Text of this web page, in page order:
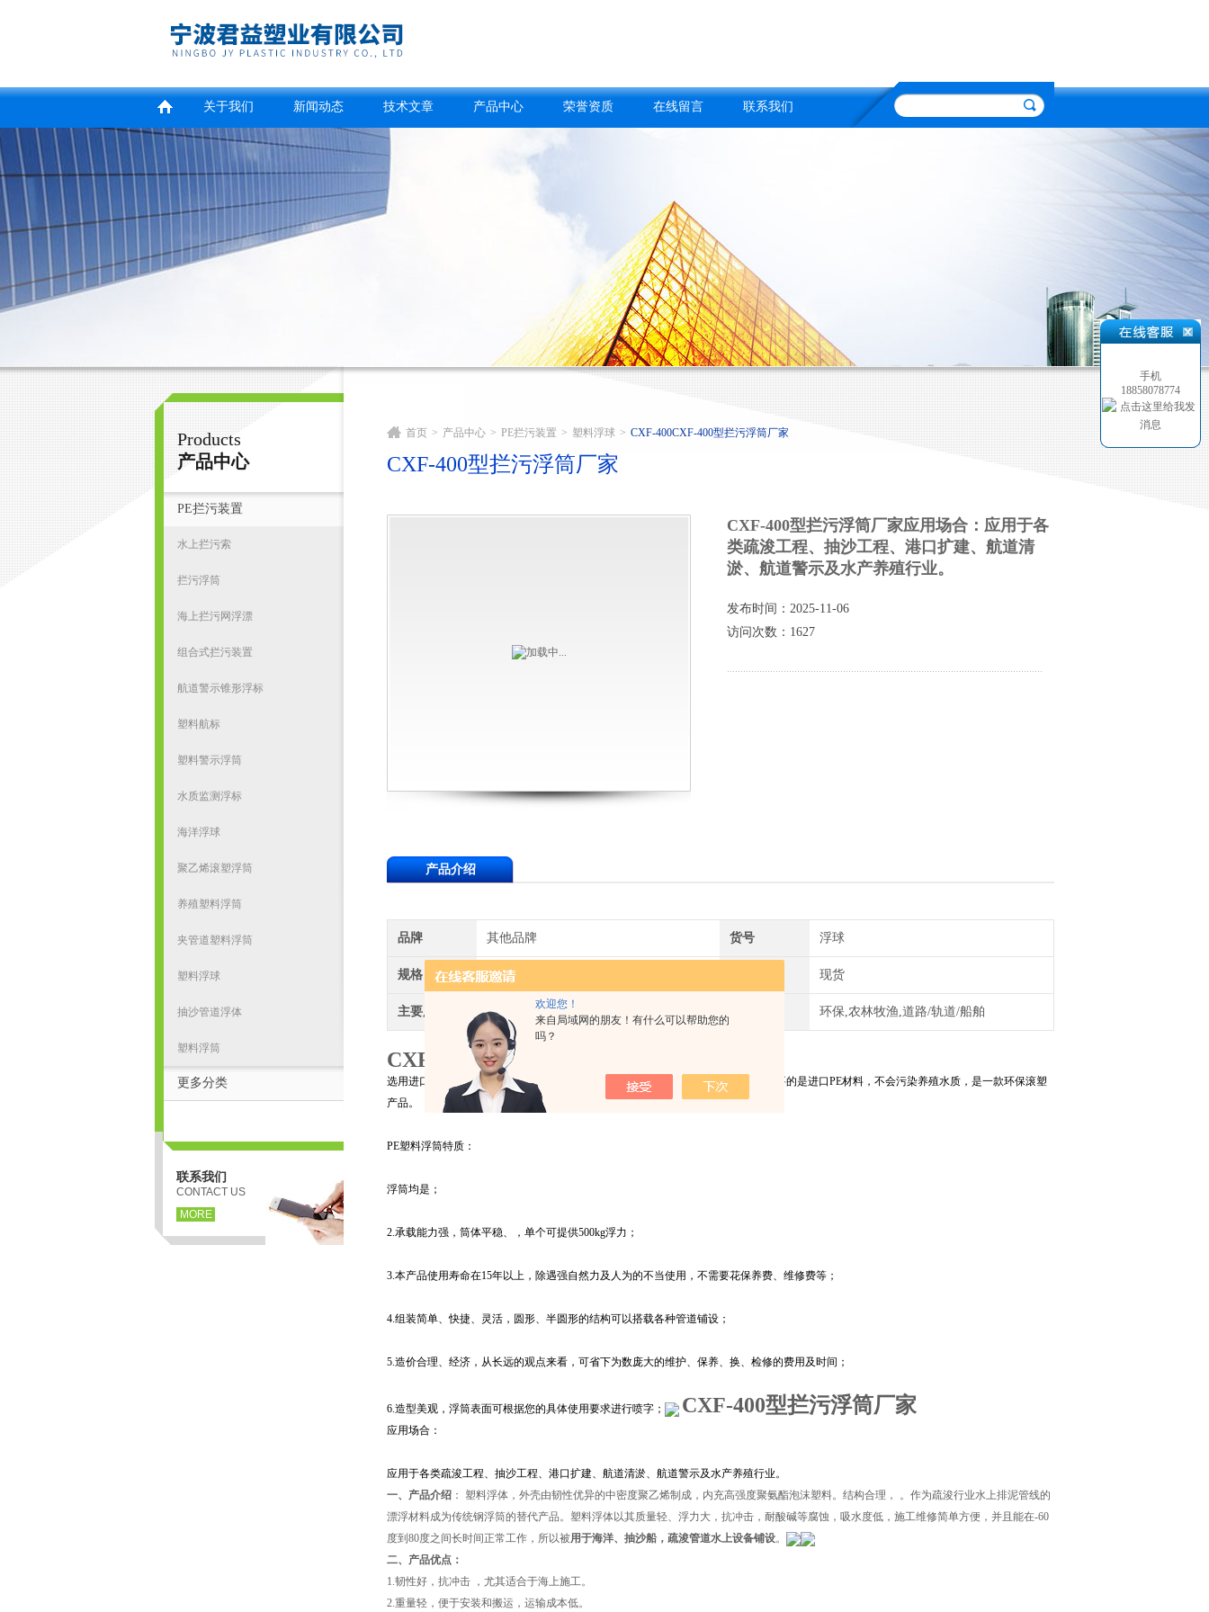
欢迎您！
来自局域网的朋友！有什么可以帮助您的
吗？
宁波君益塑业有限公司
关于我们 新闻动态 技术文章 产品中心 荣誉资质 在线留言 联系我们
Products
产品中心
PE拦污装置
水上拦污索
拦污浮筒
海上拦污网浮漂
组合式拦污装置
航道警示锥形浮标
塑料航标
塑料警示浮筒
水质监测浮标
海洋浮球
聚乙烯滚塑浮筒
养殖塑料浮筒
夹管道塑料浮筒
塑料浮球
抽沙管道浮体
塑料浮筒
更多分类
联系我们
CONTACT US
MORE
首页 > 产品中心 > PE拦污装置 > 塑料浮球 > CXF-400CXF-400型拦污浮筒厂家
CXF-400型拦污浮筒厂家
CXF-400型拦污浮筒厂家应用场合：应用于各
类疏浚工程、抽沙工程、港口扩建、航道清
淤、航道警示及水产养殖行业。
发布时间：2025-11-06
访问次数：1627
产品介绍
品牌 其他品牌 货号 浮球
规格 齐全 现货
主要用途 水面 环保,农林牧渔,道路/轨道/船舶
CXF-400型拦污浮筒厂家
选用进口线性低密度聚乙烯原料，采用滚塑工艺一次成型，无焊缝，坚固耐用，主要的是进口PE材料，不会污染养殖水质，是一款环保滚塑
产品。
PE塑料浮筒特质：
浮筒均是；
2.承载能力强，筒体平稳、，单个可提供500kg浮力；
3.本产品使用寿命在15年以上，除遇强自然力及人为的不当使用，不需要花保养费、维修费等；
4.组装简单、快捷、灵活，圆形、半圆形的结构可以搭载各种管道铺设；
5.造价合理、经济，从长远的观点来看，可省下为数庞大的维护、保养、换、检修的费用及时间；
6.造型美观，浮筒表面可根据您的具体使用要求进行喷字； CXF-400型拦污浮筒厂家
应用场合：
应用于各类疏浚工程、抽沙工程、港口扩建、航道清淤、航道警示及水产养殖行业。
一、产品介绍 ： 塑料浮体，外壳由韧性优异的中密度聚乙烯制成，内充高强度聚氨酯泡沫塑料。结构合理， 。作为疏浚行业水上排泥管线的
漂浮材料成为传统钢浮筒的替代产品。塑料浮体以其质量轻、浮力大，抗冲击，耐酸碱等腐蚀，吸水度低，施工维修简单方便，并且能在-60
度到80度之间长时间正常工作，所以被用于海洋、抽沙船，疏浚管道水上设备铺设。
二、产品优点：
1.韧性好，抗冲击 ，尤其适合于海上施工。
2.重量轻，便于安装和搬运，运输成本低。
手机
18858078774